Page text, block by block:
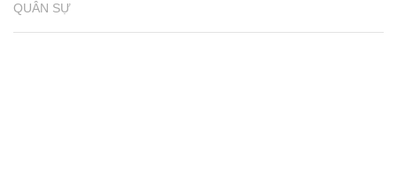
QUÂN SỰ